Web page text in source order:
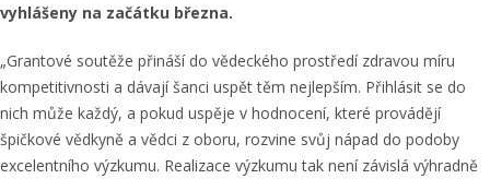
vyhlášeny na začátku března.
„Grantové soutěže přináší do vědeckého prostředí zdravou míru
kompetitivnosti a dávají šanci uspět těm nejlepším. Přihlásit se do
nich může každý, a pokud uspěje v hodnocení, které provádějí
špičkové vědkyně a vědci z oboru, rozvine svůj nápad do podoby
excelentního výzkumu. Realizace výzkumu tak není závislá výhradně